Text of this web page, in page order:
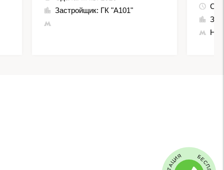
Застройщик: ГК "А101"